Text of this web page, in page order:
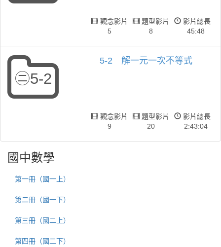
影片總長
45:48
題型影片
8
觀念影片
5
㊁5-2
5-2 解一元一次不等式
影片總長
2:43:04
題型影片
20
觀念影片
9
國中數學
第一冊（國一上）
第二冊（國一下）
第三冊（國二上）
第四冊（國二下）